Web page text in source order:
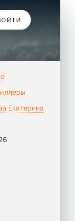
Екатерина